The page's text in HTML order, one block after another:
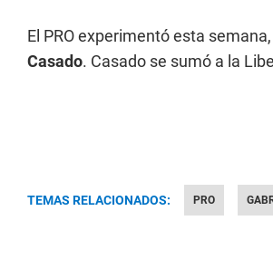
El PRO experimentó esta
Casado. Casado se sumó a la
TEMAS RELACIONADOS: PRO